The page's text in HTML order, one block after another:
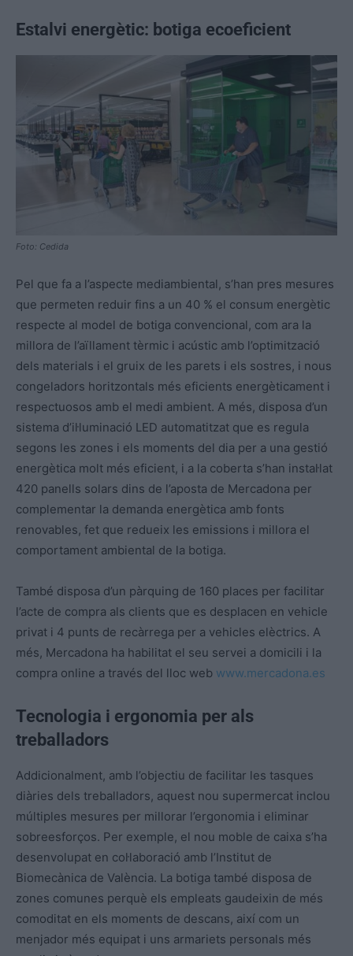
Estalvi energètic: botiga ecoeficient
Foto: Cedida
Pel que fa a l’aspecte mediambiental, s’han pres mesures
que permeten reduir fins a un 40 % el consum energètic
respecte al model de botiga convencional, com ara la
millora de l’aïllament tèrmic i acústic amb l’optimització
dels materials i el gruix de les parets i els sostres, i nous
congeladors horitzontals més eficients energèticament i
respectuosos amb el medi ambient. A més, disposa d’un
sistema d’il·luminació LED automatitzat que es regula
segons les zones i els moments del dia per a una gestió
energètica molt més eficient, i a la coberta s’han instal·lat
420 panells solars dins de l’aposta de Mercadona per
complementar la demanda energètica amb fonts
renovables, fet que redueix les emissions i millora el
comportament ambiental de la botiga.
També disposa d’un pàrquing de 160 places per facilitar
l’acte de compra als clients que es desplacen en vehicle
privat i 4 punts de recàrrega per a vehicles elèctrics. A
més, Mercadona ha habilitat el seu servei a domicili i la
compra online a través del lloc web www.mercadona.es
Tecnologia i ergonomia per als
treballadors
Addicionalment, amb l’objectiu de facilitar les tasques
diàries dels treballadors, aquest nou supermercat inclou
múltiples mesures per millorar l’ergonomia i eliminar
sobreesforços. Per exemple, el nou moble de caixa s’ha
desenvolupat en col·laboració amb l’Institut de
Biomecànica de València. La botiga també disposa de
zones comunes perquè els empleats gaudeixin de més
comoditat en els moments de descans, així com un
menjador més equipat i uns armariets personals més